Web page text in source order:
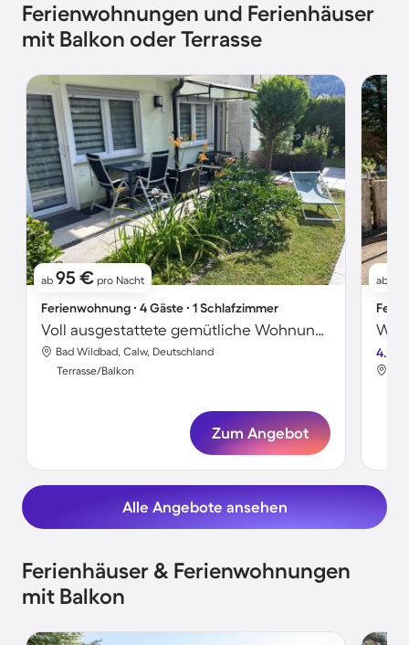
Ferienwohnungen und Ferienhäuser
mit Balkon oder Terrasse
ab 95 € pro Nacht
Ferienwohnung ∙ 4 Gäste ∙ 1 Schlafzimmer
Voll ausgestattete gemütliche Wohnung mit Terrasse, schnellem Internet und Garten | Gartenblick | Perfekt für die Arbeit von Zuhause
Bad Wildbad, Calw, Deutschland
Terrasse/Balkon
Zum Angebot
ab
4.6
Alle Angebote ansehen
Ferienhäuser & Ferienwohnungen
mit Balkon